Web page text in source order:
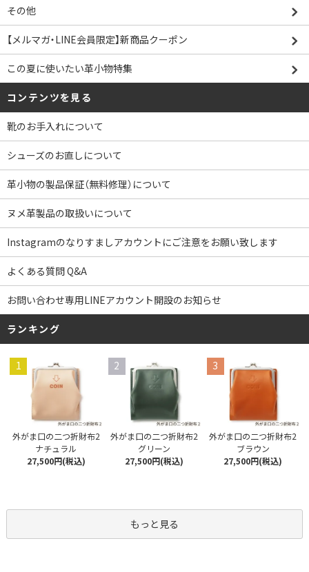
その他
【メルマガ・LINE会員限定】新商品クーポン
この夏に使いたい革小物特集
コンテンツを見る
靴のお手入れについて
シューズのお直しについて
革小物の製品保証（無料修理）について
ヌメ革製品の取扱いについて
Instagramのなりすましアカウントにご注意をお願い致します
よくある質問 Q&A
お問い合わせ専用LINEアカウント開設のお知らせ
ランキング
1
外がま口の二つ折財布2
ナチュラル
27,500円(税込)
2
外がま口の二つ折財布2
グリーン
27,500円(税込)
3
外がま口の二つ折財布2
ブラウン
27,500円(税込)
もっと見る